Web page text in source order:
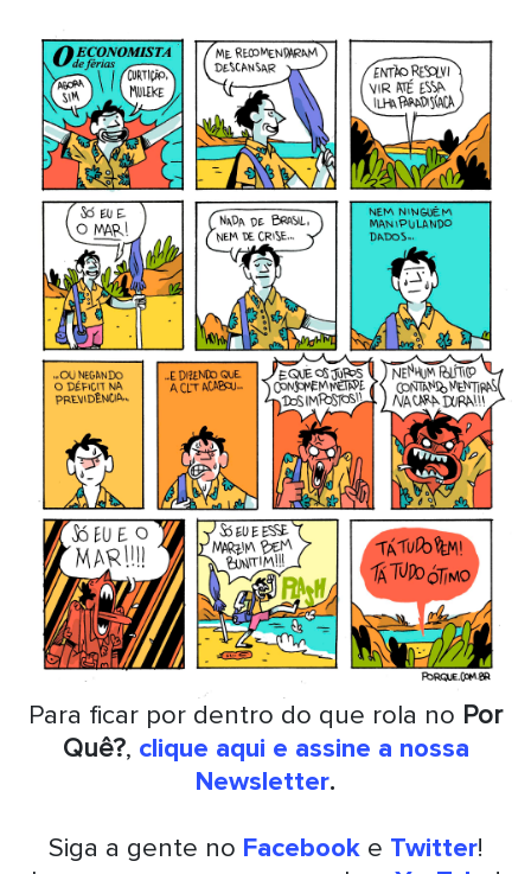
Para ficar por dentro do que rola no Por
Quê?, clique aqui e assine a nossa
Newsletter.
Siga a gente no Facebooke Twitter!